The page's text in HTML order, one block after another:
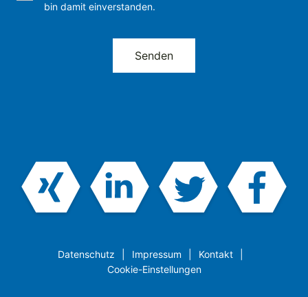
bin damit einverstanden.
Datenschutz Impressum
Kontakt
Cookie-Einstellungen